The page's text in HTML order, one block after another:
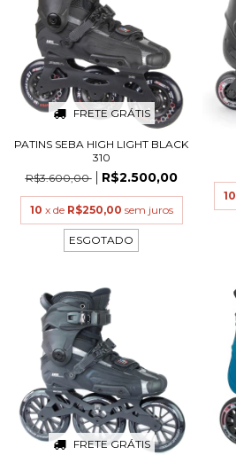
FRETE GRÁTIS
PATINS SEBA HIGH LIGHT BLACK
310
R$3.600,00
R$2.500,00
10 x de R$250,00 sem juros
ESGOTADO
10
FRETE GRÁTIS